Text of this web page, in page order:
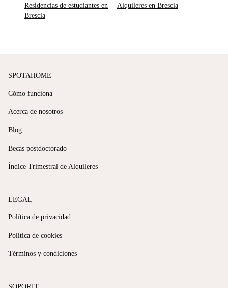
Residencias de estudiantes en
Brescia
Alquileres en Brescia
SPOTAHOME
Cómo funciona
Acerca de nosotros
Blog
Becas postdoctorado
Índice Trimestral de Alquileres
LEGAL
Política de privacidad
Política de cookies
Términos y condiciones